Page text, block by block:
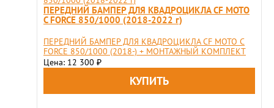
ПЕРЕДНИЙ БАМПЕР ДЛЯ КВАДРОЦИКЛА CF MOTO
C FORCE 850/1000 (2018-2022 г)
ПЕРЕДНИЙ БАМПЕР ДЛЯ КВАДРОЦИКЛА CF MOTO C
FORCE 850/1000 (2018-) + МОНТАЖНЫЙ КОМПЛЕКТ
Цена: 12 300 ₽